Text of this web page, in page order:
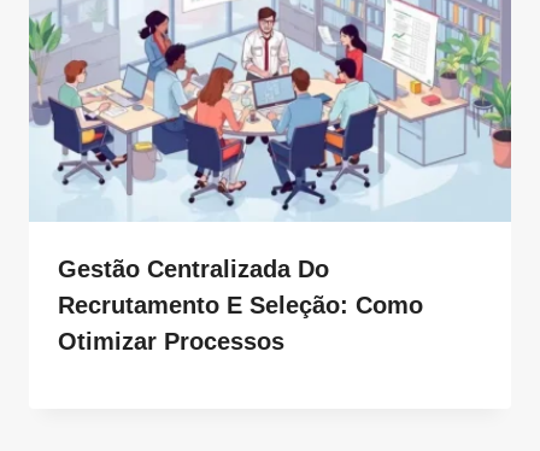
Gestão Centralizada Do
Recrutamento E Seleção: Como
Otimizar Processos